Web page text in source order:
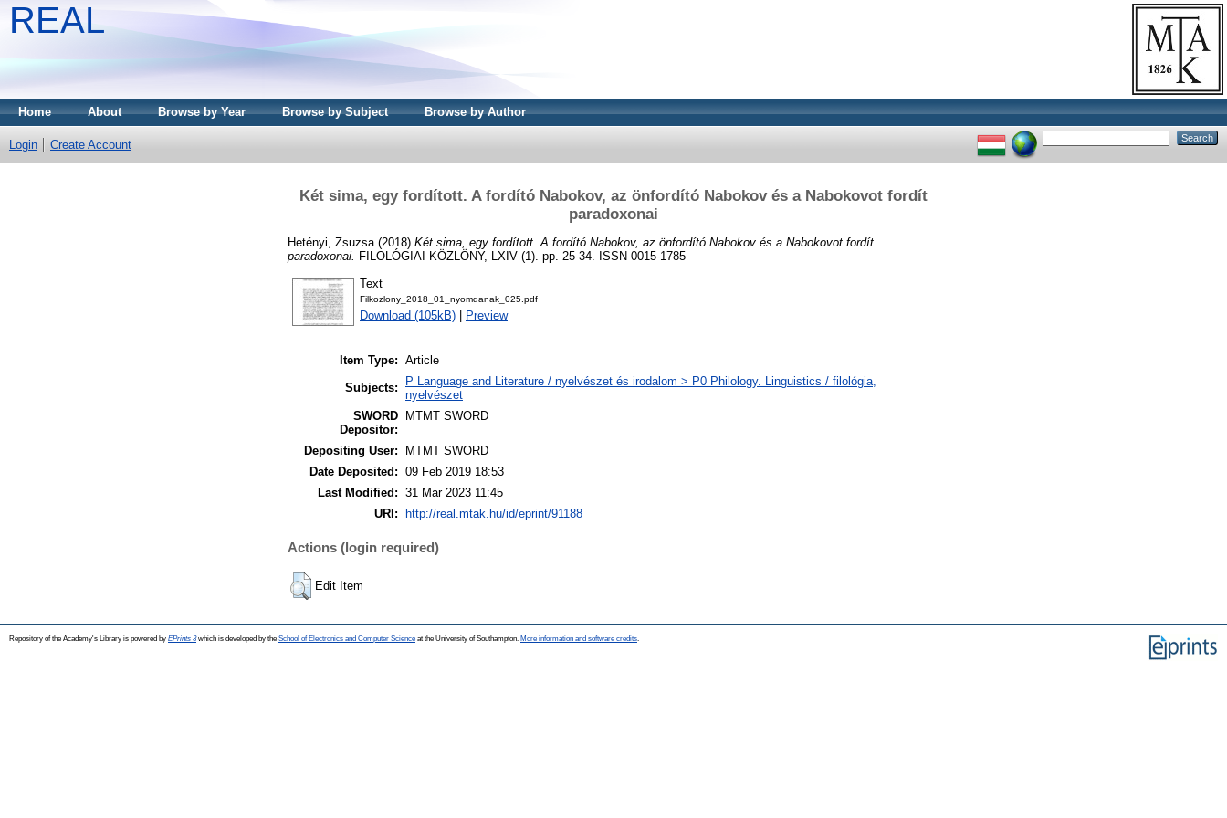
REAL
Home About Browse by Year Browse by Subject Browse by Author
Login Create Account
Két sima, egy fordított. A fordító Nabokov, az önfordító Nabokov és a Nabokovot fordít
paradoxonai
Hetényi, Zsuzsa (2018) Két sima, egy fordított. A fordító Nabokov, az önfordító Nabokov és a Nabokovot fordít
paradoxonai. FILOLÓGIAI KÖZLÖNY, LXIV (1). pp. 25-34. ISSN 0015-1785
Text
Filkozlony_2018_01_nyomdanak_025.pdf
Download (105kB) Preview
Item Type: Article
Subjects:
P Language and Literature / nyelvészet és irodalom > P0 Philology. Linguistics / filológia,
nyelvészet
SWORD
Depositor:
MTMT SWORD
Depositing User:
MTMT SWORD
Date Deposited: 09 Feb 2019 18:53
Last Modified: 31 Mar 2023 11:45
URI:
http://real.mtak.hu/id/eprint/91188
Actions (login required)
Edit Item
Repository of the Academy's Library is powered by EPrints 3which is developed by the School of Electronics and Computer Science at the University of Southampton. More information and software credits